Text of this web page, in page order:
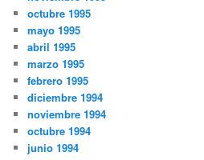
octubre 1995
mayo 1995
abril 1995
marzo 1995
febrero 1995
diciembre 1994
noviembre 1994
octubre 1994
junio 1994